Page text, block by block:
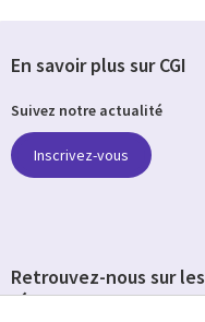
En savoir plus sur CGI
Suivez notre actualité
Inscrivez-vous
Retrouvez-nous sur les
réseaux